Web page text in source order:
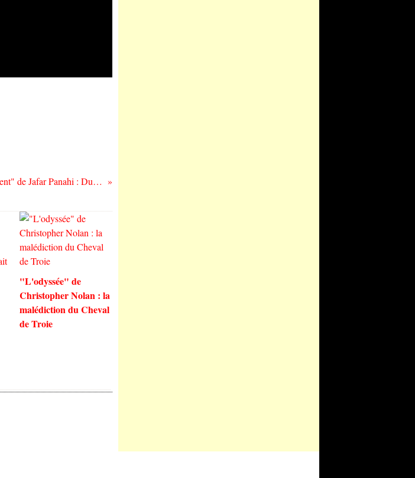
"Un Simple Accident" de Jafar Panahi : Du mauvais cinéma pour une bonne cause !
"L'odyssée" de
Christopher Nolan : la
malédiction du Cheval
de Troie